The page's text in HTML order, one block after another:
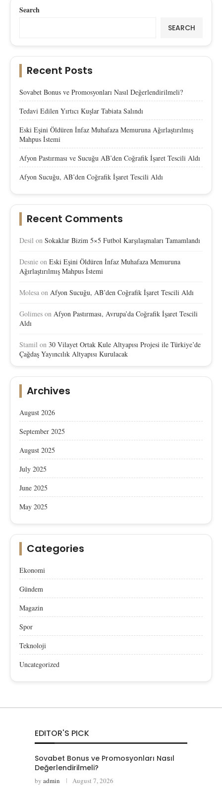
Search
SEARCH
Recent Posts
Sovabet Bonus ve Promosyonları Nasıl Değerlendirilmeli?
Tedavi Edilen Yırtıcı Kuşlar Tabiata Salındı
Eski Eşini Öldüren İnfaz Muhafaza Memuruna Ağırlaştırılmış
Mahpus İstemi
Afyon Pastırması ve Sucuğu AB’den Coğrafik İşaret Tescili Aldı
Afyon Sucuğu, AB’den Coğrafik İşaret Tescili Aldı
Recent Comments
Desil on Sokaklar Bizim 5×5 Futbol Karşılaşmaları Tamamlandı
Desnie on Eski Eşini Öldüren İnfaz Muhafaza Memuruna
Ağırlaştırılmış Mahpus İstemi
Molesa on Afyon Sucuğu, AB’den Coğrafik İşaret Tescili Aldı
Golimes on Afyon Pastırması, Avrupa’da Coğrafik İşaret Tescili
Aldı
Stamil on 30 Vilayet Ortak Kule Altyapısı Projesi ile Türkiye’de
Çağdaş Yayıncılık Altyapısı Kurulacak
Archives
August 2026
September 2025
August 2025
July 2025
June 2025
May 2025
Categories
Ekonomi
Gündem
Magazin
Spor
Teknoloji
Uncategorized
EDITOR'S PICK
Sovabet Bonus ve Promosyonları Nasıl
Değerlendirilmeli?
by admin August 7, 2026